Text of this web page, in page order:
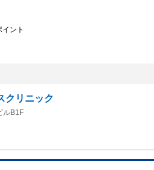
イント
クリニック
ルB1F